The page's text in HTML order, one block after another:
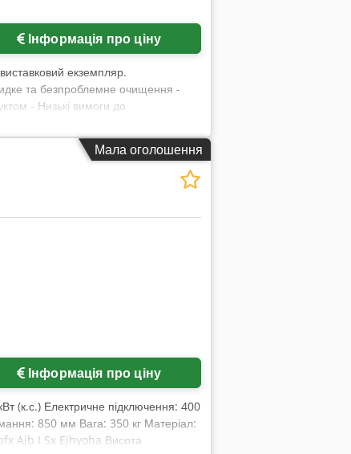
Інформація про ціну
екземпляр.
та безпроблемне очищення -
- Низькі вимоги до
вібраційна система для
- Вагові контейнери: 2,5 л -
хв (залежно від продукту) - Панель
мм - Вага машини: 380 кг
Мала оголошення
Інформація про ціну
(к.с.) Електричне підключення: 400
850 мм Вага: 350 кг Матеріал:
Ajb I Sx Ejhyoha Висота